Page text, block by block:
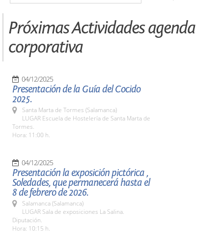
Próximas Actividades agenda
corporativa
04/12/2025
Presentación de la Guía del Cocido
2025.
Santa Marta de Tormes (Salamanca)
LUGAR Escuela de Hostelería de Santa Marta de
Tormes.
Hora: 11:00 h.
04/12/2025
Presentación la exposición pictórica ,
Soledades, que permanecerá hasta el
8 de febrero de 2026.
Salamanca (Salamanca)
LUGAR Sala de exposiciones La Salina.
Diputación.
Hora: 10:15 h.